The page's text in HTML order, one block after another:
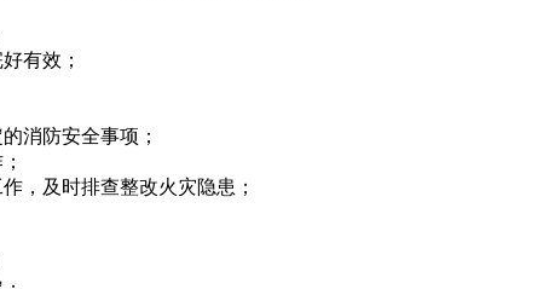
有效；
消防安全事项；
，及时排查整改火灾隐患；